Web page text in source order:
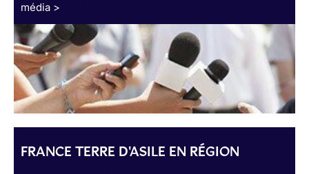
média >
FRANCE TERRE D'ASILE EN RÉGION